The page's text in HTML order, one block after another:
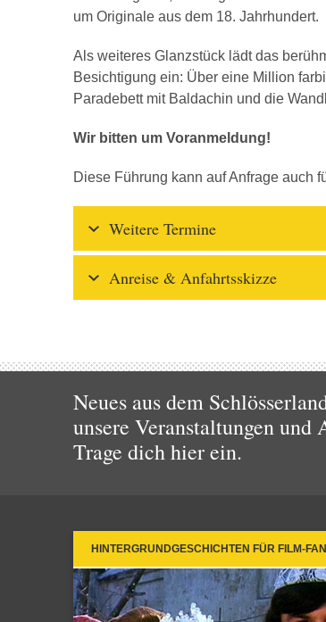
um Originale aus dem 18. Jahrhundert.
Als weiteres Glanzstück lädt das
Besichtigung ein: Über eine Million
Paradebett mit Baldachin und die
Wir bitten um Voranmeldung!
Diese Führung kann auf Anfrage auch
Weitere Termine
Anreise & Anfahrtsskizze
Neues aus dem
unsere Veranstaltungen
Trage dich hier ein.
HINTERGRUNDGESCHICHTEN FÜR FILM-